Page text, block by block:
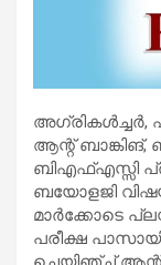
അഗ്രികള്‍ച്ചര്‍,
ആന്റ് ബാങ്കിങ്,
ബിഎഫ്എസ്സി
ബയോളജി
മാര്‍ക്കോടെ
പരീക്ഷ